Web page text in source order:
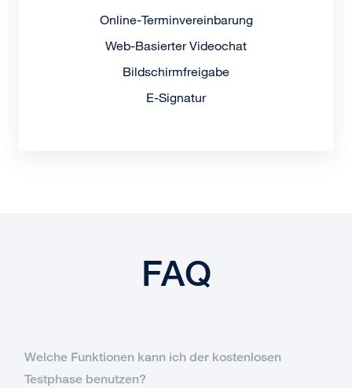
Online-Terminvereinbarung
Web-Basierter Videochat
Bildschirmfreigabe
E-Signatur
FAQ
Welche Funktionen kann ich der kostenlosen
Testphase benutzen?